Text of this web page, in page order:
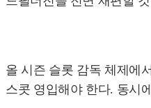
올 시즌 슬롯 감독 체제에
스콧 영입해야 한다. 동시